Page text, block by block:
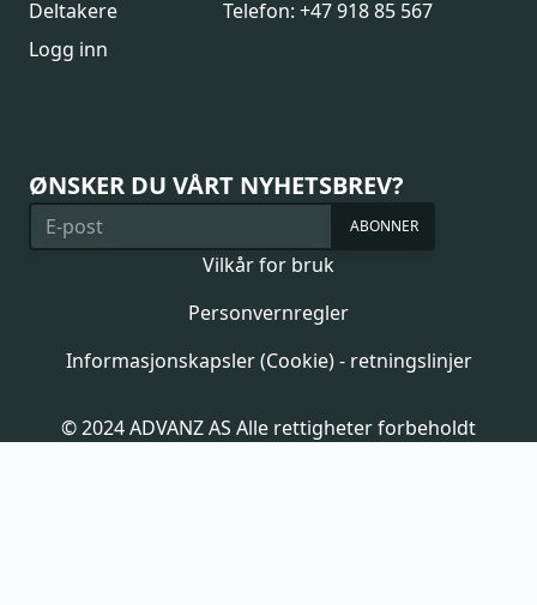
Deltakere
Logg inn
Telefon: +47 918 85 567
ØNSKER DU VÅRT NYHETSBREV?
ABONNER
Vilkår for bruk
Personvernregler
Informasjonskapsler (Cookie) - retningslinjer
© 2024 ADVANZ AS Alle rettigheter forbeholdt